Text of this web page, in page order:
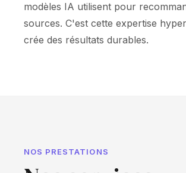
modèles IA utilisent pour
sources. C'est cette expertise
crée des résultats durables.
NOS PRESTATIONS